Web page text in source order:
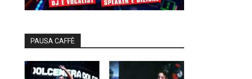
PAUSA CAFFÈ